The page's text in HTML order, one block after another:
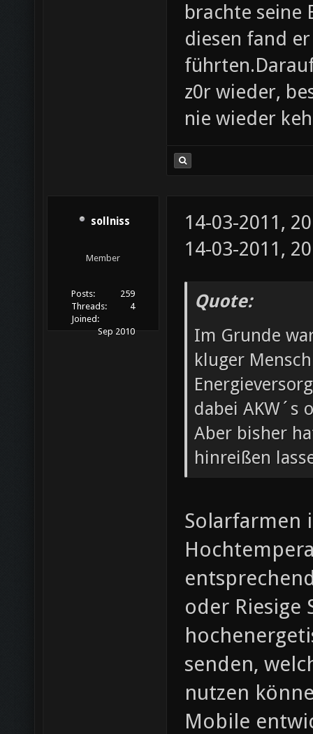
brachte seine
diesen fand
z0r wieder,
nie wieder
sollniss
Member
Posts:
259
Threads:
4
Joined:
Sep 2010
14-03-2011,
14-03-2011,
Quote:
Im Grunde
kluger
dabei AKW´s
Aber bisher
hinreißen
Solarfarmen
oder Riesige
senden,
nutzen
Mobile